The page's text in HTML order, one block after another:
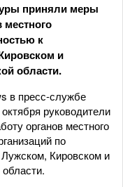
приняли меры
местного
к
и
области.
в пресс-службе
руководители
органов местного
по
Лужском, Кировском и